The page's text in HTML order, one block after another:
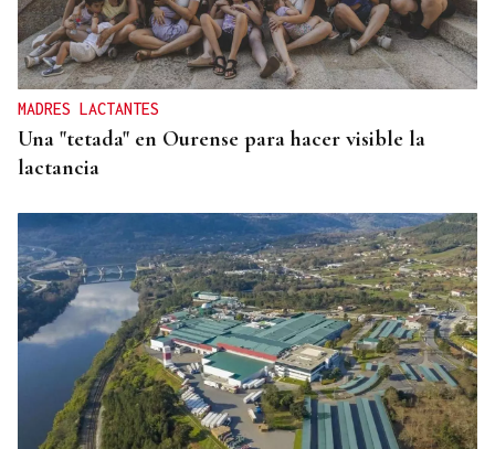
MADRES LACTANTES
Una "tetada" en Ourense para hacer visible la
lactancia